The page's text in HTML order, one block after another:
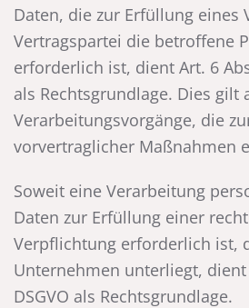
Daten, die zur Erfüllung eines
Vertragspartei die betroffene
erforderlich ist, dient Art. 6
als Rechtsgrundlage. Dies gilt
Verarbeitungsvorgänge, die
vorvertraglicher Maßnahmen
Soweit eine Verarbeitung
Daten zur Erfüllung einer
Verpflichtung erforderlich ist,
Unternehmen unterliegt, dient
DSGVO als Rechtsgrundlage.